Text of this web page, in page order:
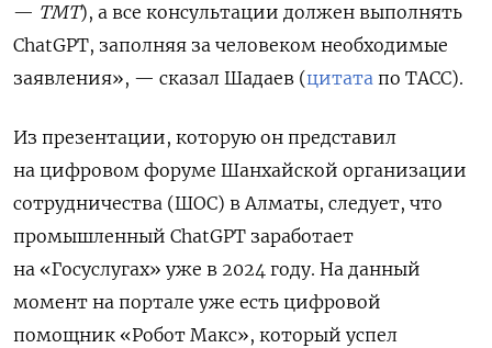
— ТМТ), а все консультации должен выполнять
ChatGPT, заполняя за человеком необходимые
заявления», — сказал Шадаев (цитата по ТАСС).
Из презентации, которую он представил
на цифровом форуме Шанхайской организации
сотрудничества (ШОС) в Алматы, следует, что
промышленный ChatGPT заработает
на «Госуслугах» уже в 2024 году. На данный
момент на портале уже есть цифровой
помощник «Робот Макс», который успел